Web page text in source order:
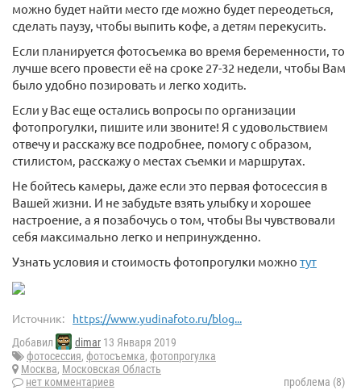
можно будет найти место где можно будет переодеться,
сделать паузу, чтобы выпить кофе, а детям перекусить.
Если планируется фотосъемка во время беременности, то
лучше всего провести её на сроке 27-32 недели, чтобы Вам
было удобно позировать и легко ходить.
Если у Вас еще остались вопросы по организации
фотопрогулки, пишите или звоните! Я с удовольствием
отвечу и расскажу все подробнее, помогу с образом,
стилистом, расскажу о местах съемки и маршрутах.
Не бойтесь камеры, даже если это первая фотосессия в
Вашей жизни. И не забудьте взять улыбку и хорошее
настроение, а я позабочусь о том, чтобы Вы чувствовали
себя максимально легко и непринужденно.
Узнать условия и стоимость фотопрогулки можно тут
Источник: https://www.yudinafoto.ru/blog...
Добавил dimar 13 Января 2019
фотосессия, фотосъемка, фотопрогулка
Москва, Московская Область
нет комментариев
проблема (8)